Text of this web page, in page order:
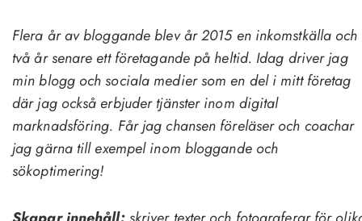
Flera år av bloggande blev år 2015 en inkomstkälla och
två år senare ett företagande på heltid. Idag driver jag
min blogg och sociala medier som en del i mitt företag
där jag också erbjuder tjänster inom digital
marknadsföring. Får jag chansen föreläser och coachar
jag gärna till exempel inom bloggande och
sökoptimering!